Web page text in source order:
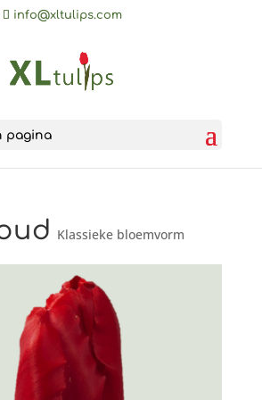
info@xltulips.com
pagina
Klassieke bloemvorm